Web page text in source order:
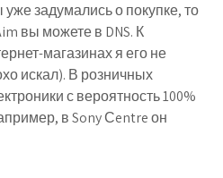
задумались о покупке, то
вы можете в DNS. К
магазинах я его не
искал). В розничных
с вероятность 100%
в Sony Сentre он